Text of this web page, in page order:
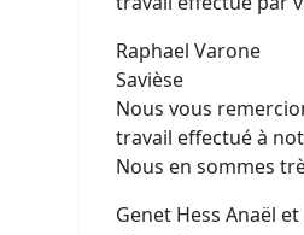
Raphael Varone
Savièse
Nous vous
travail effectué à
Nous en sommes
Genet Hess Anaël